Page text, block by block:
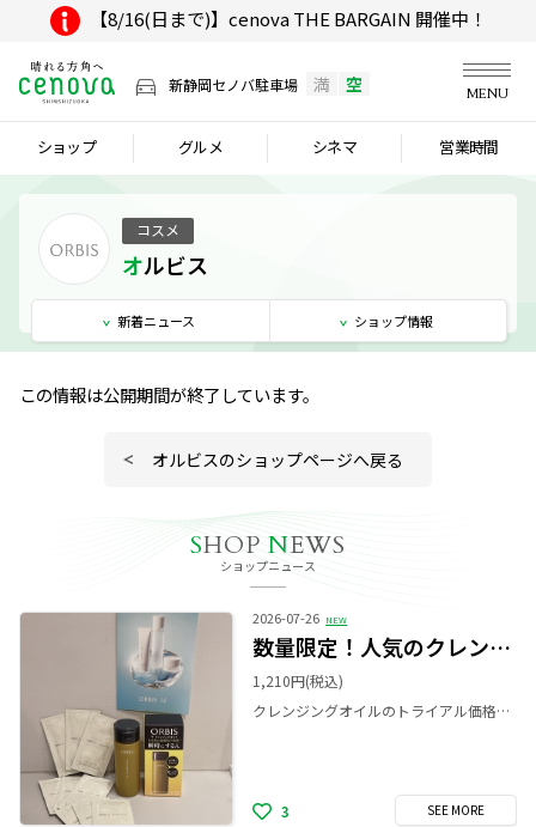
【8/16(日まで)】cenova THE BARGAIN 開催中！
新静岡セノバ駐車場 満 空 MENU
ショップ グルメ シネマ 営業時間
コスメ
オルビス
新着ニュース ショップ情報
この情報は公開期間が終了しています。
オルビスのショップページへ戻る
SHOP NEWS
ショップニュース
2026-07-26 NEW
数量限定！人気のクレンジングトラベルセット✨
1,210円(税込)
クレンジングオイルのトライアル価格1,210円のままで、スキンケア3ステップの3回分サンプル付きのお得なセットです🌟 スキンケアのサンプルはオルビスユー、オルビスユードット、クリアフルより1シリーズお悩みに合わせてお選びいただけます👀 完売間近のアイテムになるので、ぜひこの機会にご覧ください❣️ 【数量限定】 💛クレンジングオイル(トライアルサイズ) ➕ 🩵スキンケアサンプル 3ステップセット(3回分) 価格:1,210円(税込)
3 SEE MORE